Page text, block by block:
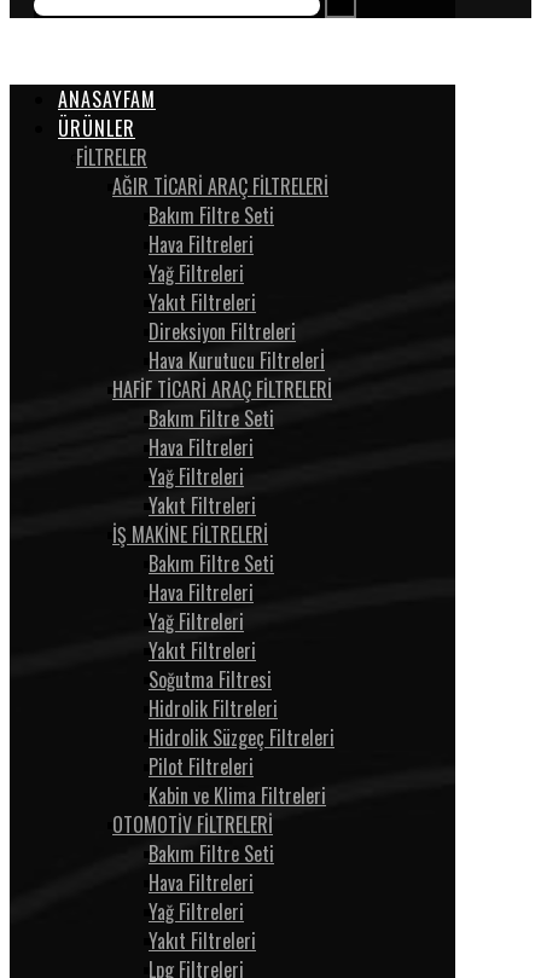
ANASAYFAM
ÜRÜNLER
FİLTRELER
AĞIR TİCARİ ARAÇ FİLTRELERİ
Bakım Filtre Seti
Hava Filtreleri
Yağ Filtreleri
Yakıt Filtreleri
Direksiyon Filtreleri
Hava Kurutucu Filtrelerİ
HAFİF TİCARİ ARAÇ FİLTRELERİ
Bakım Filtre Seti
Hava Filtreleri
Yağ Filtreleri
Yakıt Filtreleri
İŞ MAKİNE FİLTRELERİ
Bakım Filtre Seti
Hava Filtreleri
Yağ Filtreleri
Yakıt Filtreleri
Soğutma Filtresi
Hidrolik Filtreleri
Hidrolik Süzgeç Filtreleri
Pilot Filtreleri
Kabin ve Klima Filtreleri
OTOMOTİV FİLTRELERİ
Bakım Filtre Seti
Hava Filtreleri
Yağ Filtreleri
Yakıt Filtreleri
Lpg Filtreleri